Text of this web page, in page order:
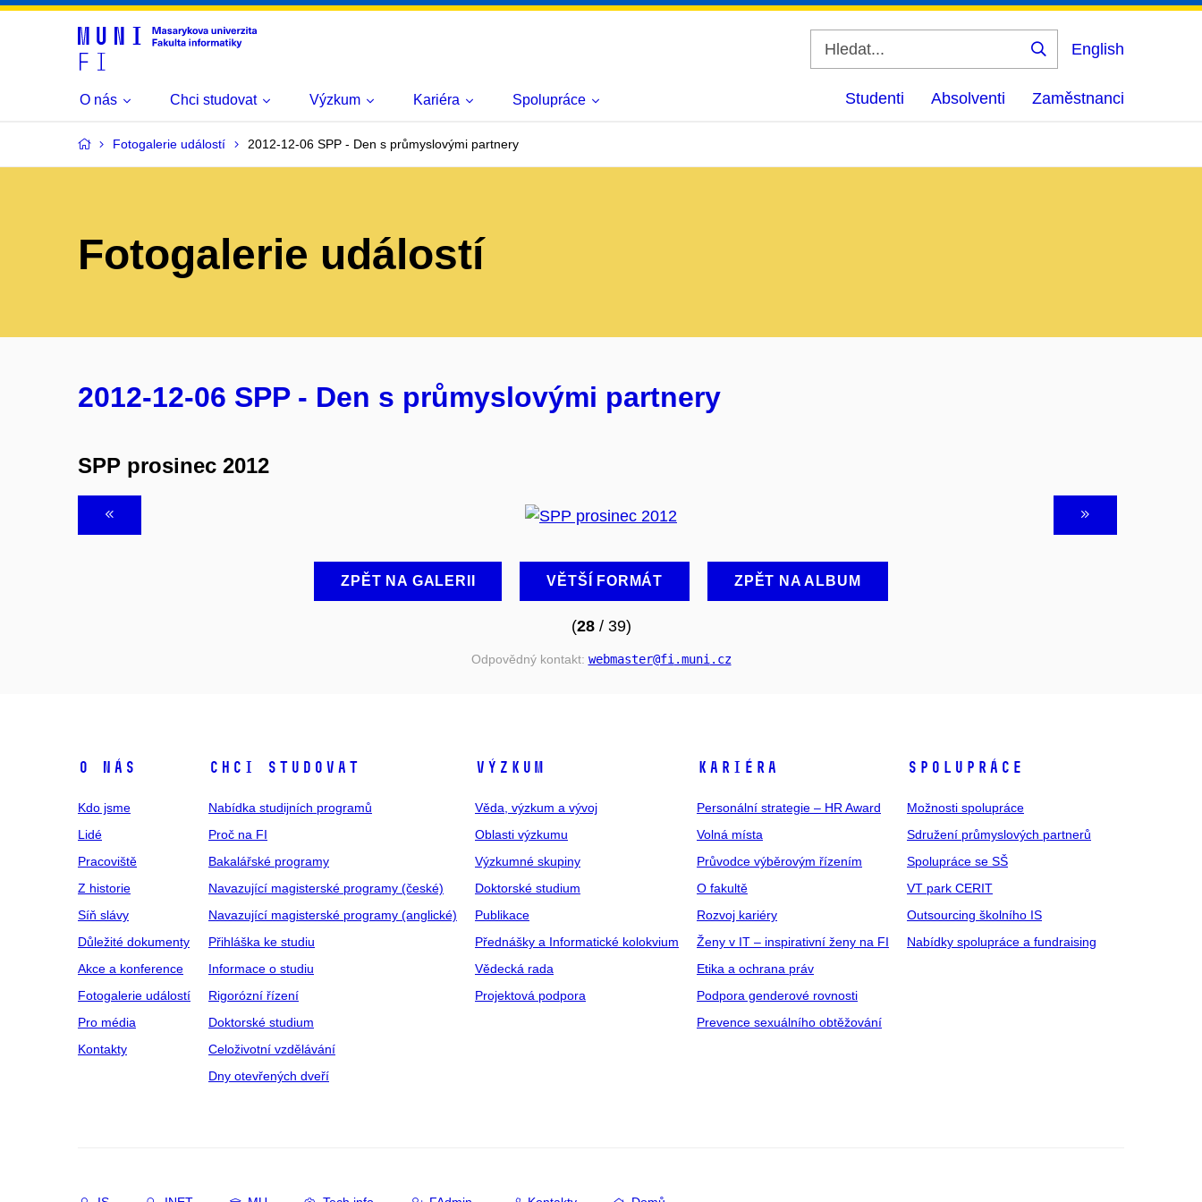
Vyhledat
English
O nás Chci studovat Výzkum Kariéra Spolupráce Studenti Absolventi Zaměstnanci
Fotogalerie událostí 2012-12-06 SPP - Den s průmyslovými partnery
Fotogalerie událostí
2012-12-06 SPP - Den s průmyslovými partnery
SPP prosinec 2012
ZPĚT NA GALERII VĚTŠÍ FORMÁT ZPĚT NA ALBUM
(28/ 39)
Odpovědný kontakt: webmaster@fi .muni .cz
O NÁS
Kdo jsme
Lidé
Pracoviště
Z historie
Síň slávy
Důležité dokumenty
Akce a konference
Fotogalerie událostí
Pro média
Kontakty
CHCI STUDOVAT
Nabídka studijních programů
Proč na FI
Bakalářské programy
Navazující magisterské programy (české)
Navazující magisterské programy (anglické)
Přihláška ke studiu
Informace o studiu
Rigorózní řízení
Doktorské studium
Celoživotní vzdělávání
Dny otevřených dveří
VÝZKUM
Věda, výzkum a vývoj
Oblasti výzkumu
Výzkumné skupiny
Doktorské studium
Publikace
Přednášky a Informatické kolokvium
Vědecká rada
Projektová podpora
KARIÉRA
Personální strategie – HR Award
Volná místa
Průvodce výběrovým řízením
O fakultě
Rozvoj kariéry
Ženy v IT – inspirativní ženy na FI
Etika a ochrana práv
Podpora genderové rovnosti
Prevence sexuálního obtěžování
SPOLUPRÁCE
Možnosti spolupráce
Sdružení průmyslových partnerů
Spolupráce se SŠ
VT park CERIT
Outsourcing školního IS
Nabídky spolupráce a fundraising